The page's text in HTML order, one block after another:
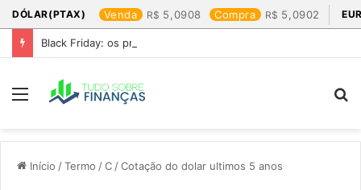
DÓLAR(PTAX) Venda 5,0908 Compra 5,0902
Black Friday: os produtos que mais valem a pena
Menu
Início /Termo /C /Cotação do dolar ultimos 5 anos​